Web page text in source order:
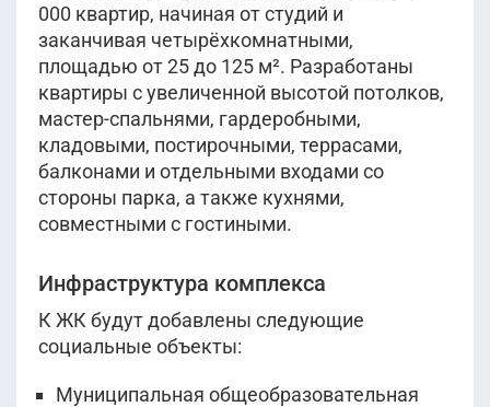
000 квартир, начиная от студий и
заканчивая четырёхкомнатными,
площадью от 25 до 125 м². Разработаны
квартиры с увеличенной высотой потолков,
мастер-спальнями, гардеробными,
кладовыми, постирочными, террасами,
балконами и отдельными входами со
стороны парка, а также кухнями,
совместными с гостиными.
Инфраструктура комплекса
К ЖК будут добавлены следующие
социальные объекты:
Муниципальная общеобразовательная